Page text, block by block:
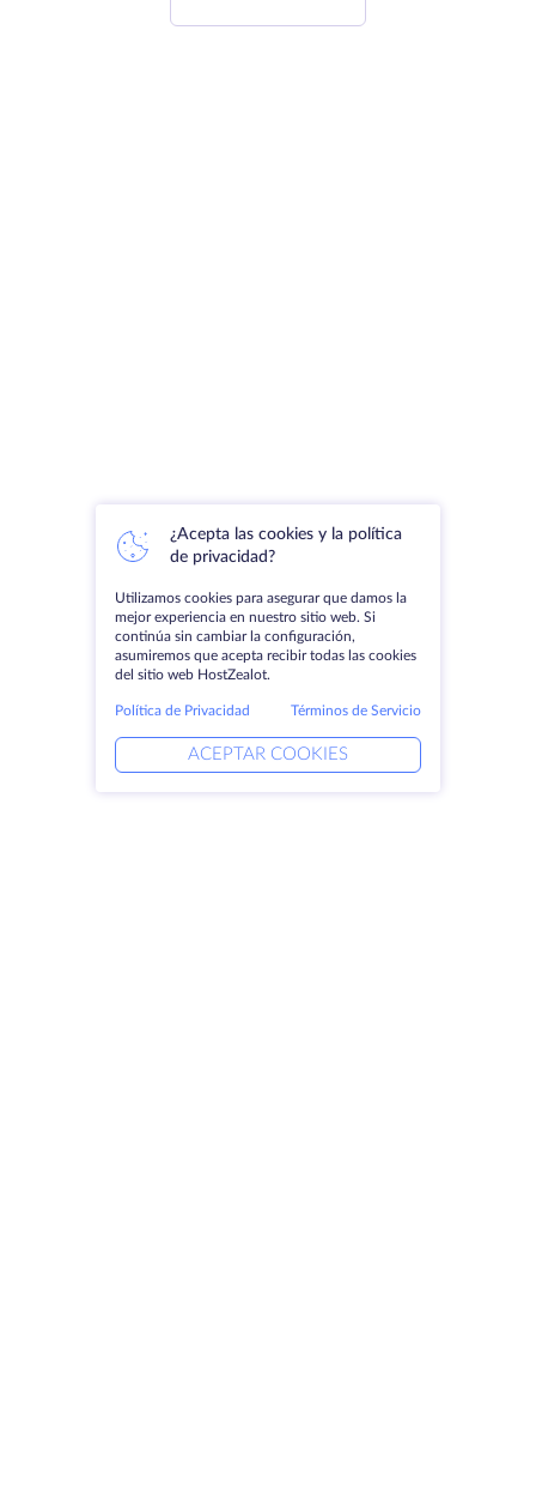
¿Acepta las cookies y la política
de privacidad?
Utilizamos cookies para asegurar que damos la
mejor experiencia en nuestro sitio web. Si
continúa sin cambiar la configuración,
asumiremos que acepta recibir todas las cookies
del sitio web HostZealot.
Política de Privacidad Términos de Servicio
ACEPTAR COOKIES